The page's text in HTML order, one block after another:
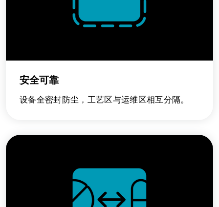
安全可靠
设备全密封防尘，工艺区与运维区相互分隔。